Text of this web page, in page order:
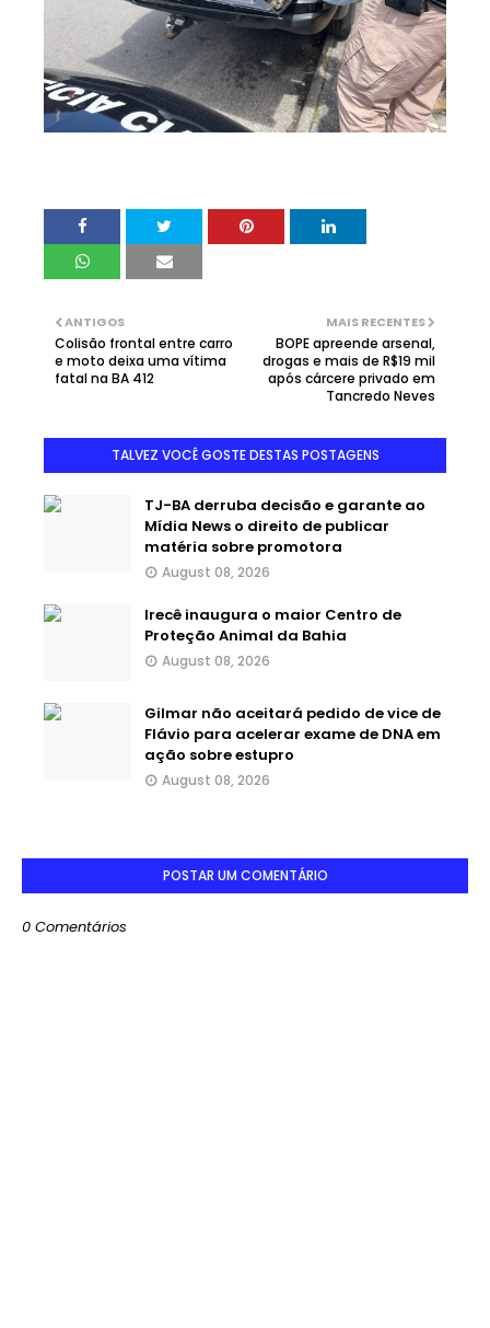
MAIS RECENTES
BOPE apreende arsenal,
drogas e mais de R$19 mil
após cárcere privado em
Tancredo Neves
ANTIGOS
Colisão frontal entre carro
e moto deixa uma vítima
fatal na BA 412
TALVEZ VOCÊ GOSTE DESTAS POSTAGENS
TJ-BA derruba decisão e garante ao
Mídia News o direito de publicar
matéria sobre promotora
August 08, 2026
Irecê inaugura o maior Centro de
Proteção Animal da Bahia
August 08, 2026
Gilmar não aceitará pedido de vice de
Flávio para acelerar exame de DNA em
ação sobre estupro
August 08, 2026
POSTAR UM COMENTÁRIO
0 Comentários